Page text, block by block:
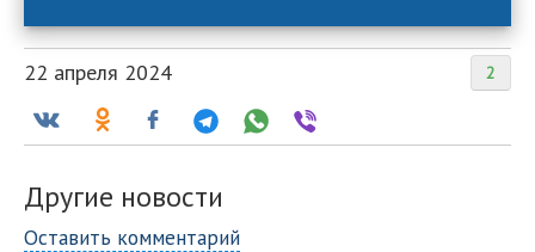
2
22 апреля 2024
Другие новости
Оставить комментарий